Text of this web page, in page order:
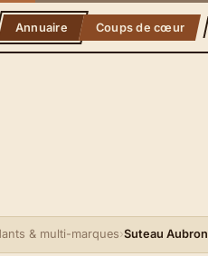
Annuaire Coups de cœur
& multi-marques›Suteau Aubron